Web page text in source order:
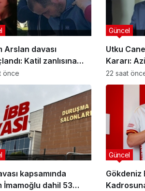
Arslan davası
Katil zanlısına
ağırlaştırılmış
hapis cezası verildi
önce
Utku
Kararı:
Güncel
22 saat
kapsamında
İmamoğlu dahil 53
Gökdeniz
Güncel